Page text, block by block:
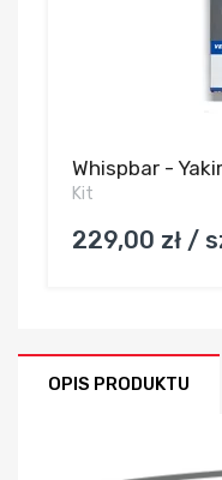
Whispbar -
Kit
229,00 zł /
OPIS PRODUKTU